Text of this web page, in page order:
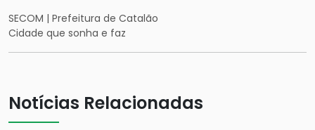
SECOM | Prefeitura de Catalão
Cidade que sonha e faz
Notícias Relacionadas